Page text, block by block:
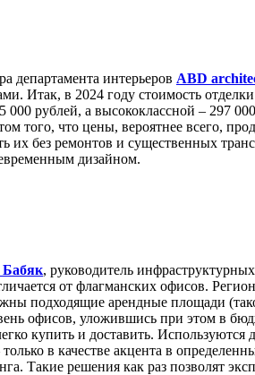
департамента интерьеров ABD
Итак, в 2024 году стоимость
рублей, а высококлассной – 297
того, что цены, вероятнее всего,
без ремонтов и существенных
дизайном.
, руководитель
от флагманских офисов.
подходящие арендные площади
офисов, уложившись при этом в
купить и доставить.
в качестве акцента в
Такие решения как раз позволят